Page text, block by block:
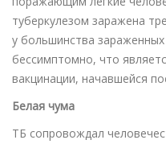
туберкулезом заражена
у большинства
бессимптомно, что
вакцинации, начавшейся
Белая чума
ТБ сопровождал